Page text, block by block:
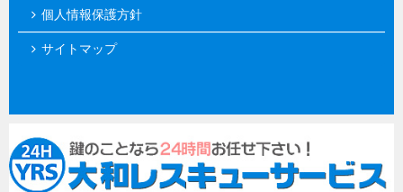
個人情報保護方針
サイトマップ